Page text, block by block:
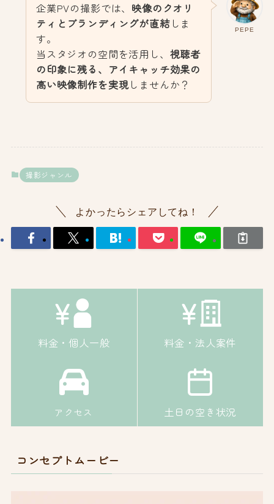
PEPE
企業PVの撮影では、 映像のクオリ
ティとブランディングが直結しま
す。
当スタジオの空間を活用し、 視聴者
の印象に残る、アイキャッチ効果の
高い映像制作を実現しませんか？
撮影ジャンル
よかったらシェアしてね！
料金・個人一般 料金・法人案件
アクセス 土日の空き状況
コンセプトムービー